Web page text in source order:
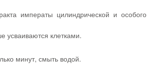
императы цилиндрической и особого
усваиваются клетками.
минут, смыть водой.